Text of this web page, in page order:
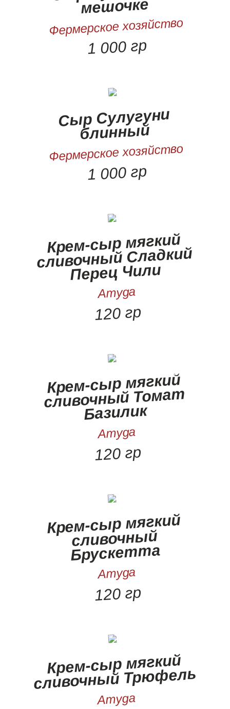
мешочке
Фермерское хозяйство
1 000 гр
Сыр Сулугуни
блинный
Фермерское хозяйство
1 000 гр
Крем-сыр мягкий
сливочный Сладкий
Перец Чили
Amyga
120 гр
Крем-сыр мягкий
сливочный Томат
Базилик
Amyga
120 гр
Крем-сыр мягкий
сливочный
Брускетта
Amyga
120 гр
Крем-сыр мягкий
сливочный Трюфель
Amyga